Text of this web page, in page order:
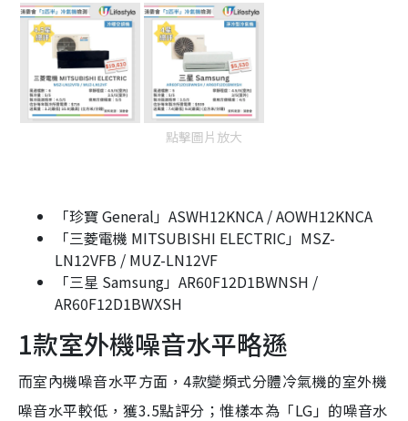
點擊圖片放大
「珍寶 General」ASWH12KNCA / AOWH12KNCA
「三菱電機 MITSUBISHI ELECTRIC」MSZ-
LN12VFB / MUZ-LN12VF
「三星 Samsung」AR60F12D1BWNSH /
AR60F12D1BWXSH
1款室外機噪音水平略遜
而室內機噪音水平方面，4款變頻式分體冷氣機的室外機
噪音水平較低，獲3.5點評分；惟樣本為「LG」的噪音水